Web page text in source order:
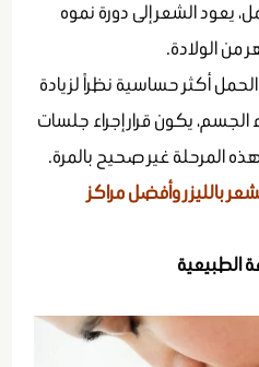
يعود الشعر إلى دورة نموه
من الولادة.
أكثر حساسية نظراً لزيادة
الجسم، يكون قرار إجراء جلسات
هذه المرحلة غير صحيح بالمرة.
بالليزر وأفضل مراكز
الطبيعية